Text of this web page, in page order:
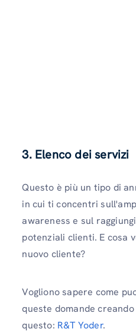
3. Elenco dei servizi
Questo è più un tipo di
in cui ti concentri
awareness e sul
potenziali clienti. E cosa
nuovo cliente?
Vogliono sapere come
queste domande
questo: R&T Yoder.